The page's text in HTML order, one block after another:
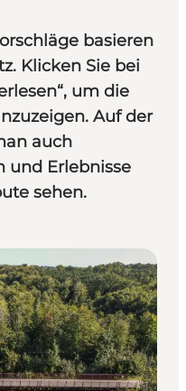
basieren
Klicken Sie bei
um die
Auf der
auch
und Erlebnisse
sehen.